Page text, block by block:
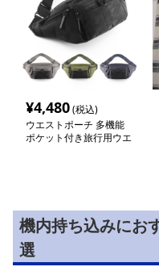
¥4,480(税込)
ウエストポーチ 多機能
ポケット付き旅行用ウエ
機内持ち込みにお
選